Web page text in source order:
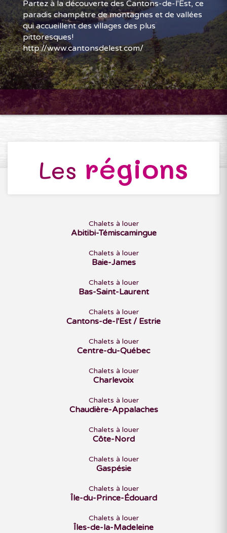
Partez à la découverte des Cantons-de-l'Est, ce
paradis champêtre de montagnes et de vallées
qui accueillent des villages des plus
pittoresques!
http://www.cantonsdelest.com/
Les régions
Chalets à louer
Abitibi-Témiscamingue
Chalets à louer
Baie-James
Chalets à louer
Bas-Saint-Laurent
Chalets à louer
Cantons-de-l'Est / Estrie
Chalets à louer
Centre-du-Québec
Chalets à louer
Charlevoix
Chalets à louer
Chaudière-Appalaches
Chalets à louer
Côte-Nord
Chalets à louer
Gaspésie
Chalets à louer
Île-du-Prince-Édouard
Chalets à louer
Îles-de-la-Madeleine